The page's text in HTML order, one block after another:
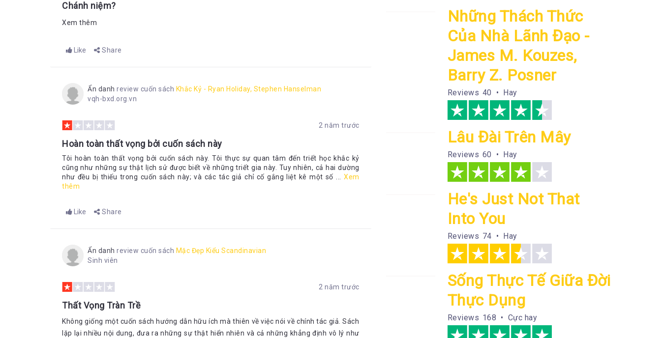
Chánh niệm?
Xem thêm
Like Share
Ẩn danh review cuốn sách Khắc Kỷ - Ryan Holiday, Stephen Hanselman
vqh-bxd.org.vn
2 năm trước
Hoàn toàn thất vọng bởi cuốn sách này
Tôi hoàn toàn thất vọng bởi cuốn sách này. Tôi thực sự quan tâm đến triết học khắc kỷ
cũng như những sự thật lịch sử được biết về những triết gia này. Tuy nhiên, cả hai dường
như đều bị thiếu trong cuốn sách này; và các tác giả chỉ cố gắng liệt kê một số ...
Xem
thêm
Like Share
Ẩn danh review cuốn sách Mặc Đẹp Kiểu Scandinavian
Sinh viên
2 năm trước
Thất Vọng Tràn Trề
Không giống một cuốn sách hướng dẫn hữu ích mà thiên về việc nói về chính tác giả. Sách
lặp lại nhiều nội dung, đưa ra những sự thật hiển nhiên và cả những khẳng định vô lý như
Những Thách Thức
Của Nhà Lãnh Đạo -
James M. Kouzes,
Barry Z. Posner
Reviews 40 • Hay
Lâu Đài Trên Mây
Reviews 60 • Hay
He's Just Not That
Into You
Reviews 74 • Hay
Sống Thực Tế Giữa Đời
Thực Dụng
Reviews 168 • Cực hay